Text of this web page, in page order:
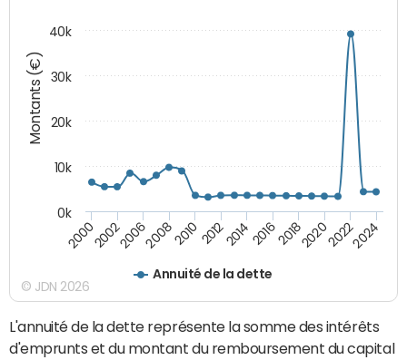
Montants (€)
Annuité de la dette
20002002200620082010 2012201420162018202020222024
0k
10k
20k
30k
40k
© JDN 2026
L'annuité de la dette représente la somme des intérêts
d'emprunts et du montant du remboursement du capital